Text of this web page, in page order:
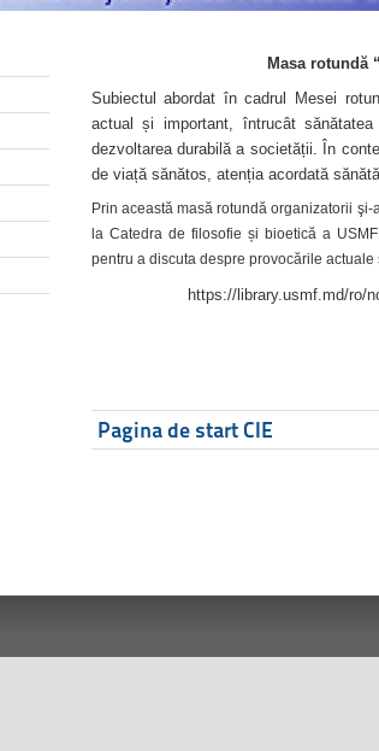
Masa rotundă
Subiectul abordat în cadrul Mesei
actual și important, întrucât
dezvoltarea durabilă a societății. În
de viață sănătos, atenția acordată
Prin această masă rotundă organizatorii
la Catedra de filosofie și bioetică a
pentru a discuta despre provocările
https://library.usmf.md/ro/
Pagina de start CIE